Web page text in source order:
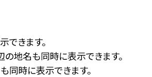
できます。
の地名も同時に表示できます。
同時に表示できます。